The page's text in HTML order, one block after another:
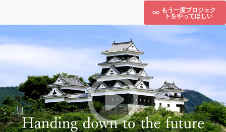
もう一度プロジェク
トをやってほしい